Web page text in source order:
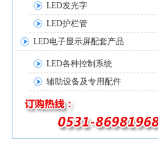
LED发光字
LED护栏管
LED电子显示屏配套产品
LED各种控制系统
辅助设备及专用配件